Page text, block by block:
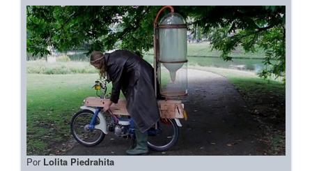
Por Lolita Piedrahita